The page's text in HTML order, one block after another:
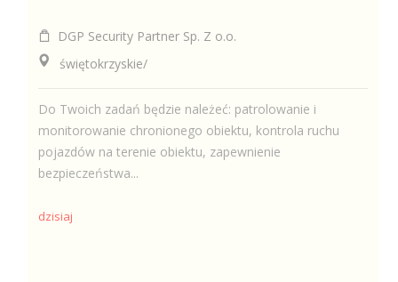
DGP Security Partner Sp. Z o.o.
świętokrzyskie/
Do Twoich zadań będzie należeć: patrolowanie i
monitorowanie chronionego obiektu, kontrola ruchu
pojazdów na terenie obiektu, zapewnienie
bezpieczeństwa...
dzisiaj